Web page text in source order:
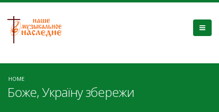
HOME
Боже, Україну збережи